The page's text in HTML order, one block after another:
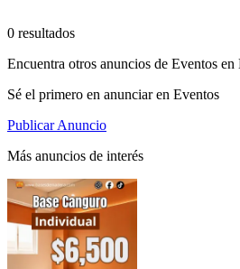
0 resultados
Encuentra otros anuncios de Eventos
Sé el primero en anunciar en Eventos
Publicar Anuncio
Más anuncios de interés